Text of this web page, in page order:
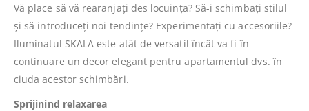
Vă place să vă rearanjați des locuința? Să-i schimbați stilul
și să introduceți noi tendințe? Experimentați cu accesoriile?
Iluminatul SKALA este atât de versatil încât va fi în
continuare un decor elegant pentru apartamentul dvs. în
ciuda acestor schimbări.
Sprijinind relaxarea